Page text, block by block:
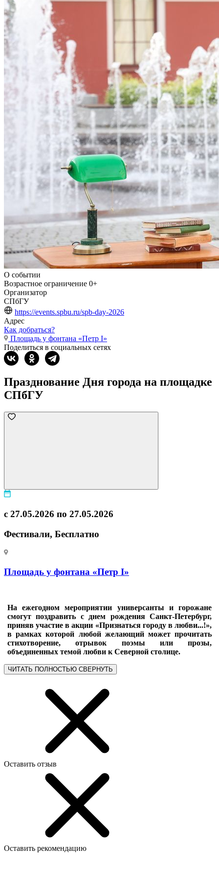
О событии
Возрастное ограничение 0+
Организатор
СПбГУ
https://events.spbu.ru/spb-day-2026
Адрес
Как добраться?
Площадь у фонтана «Петр I»
Поделиться в социальных сетях
Празднование Дня города на площадке
СПбГУ
с 27.05.2026 по 27.05.2026
Фестивали, Бесплатно
Площадь у фонтана «Петр I»
На ежегодном мероприятии универсанты и горожане
смогут поздравить с днем рождения Санкт-Петербург,
приняв участие в акции «Признаться городу в любви...!»,
в рамках которой любой желающий может прочитать
стихотворение, отрывок поэмы или прозы,
объединенных темой любви к Северной столице.
ЧИТАТЬ ПОЛНОСТЬЮ СВЕРНУТЬ
Оставить отзыв
Оставить рекомендацию